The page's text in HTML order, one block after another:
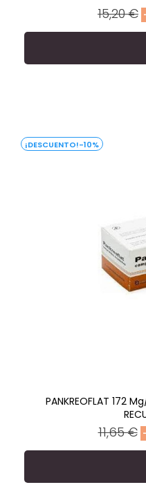
Precio
regular
15,20 €
-10%
PANKREOFLAT 172
Precio
regular
11,65 €